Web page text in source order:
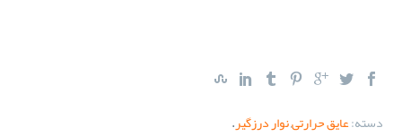
دسته:عایق حرارتی,نوار درزگیر.